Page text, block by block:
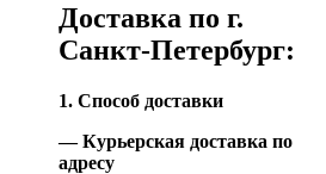
Доставка по г.
Санкт-Петербург:
1. Способ доставки
— Курьерская доставка по
адресу